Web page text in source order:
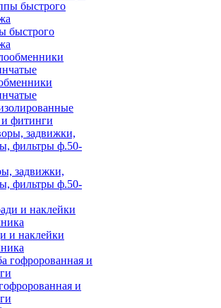
быстрого
фитинги
задвижки,
фильтры ф.50-
и наклейки
и